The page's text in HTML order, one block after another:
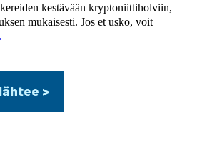
kestävään kryptoniittiholviin,
mukaisesti. Jos et usko, voit